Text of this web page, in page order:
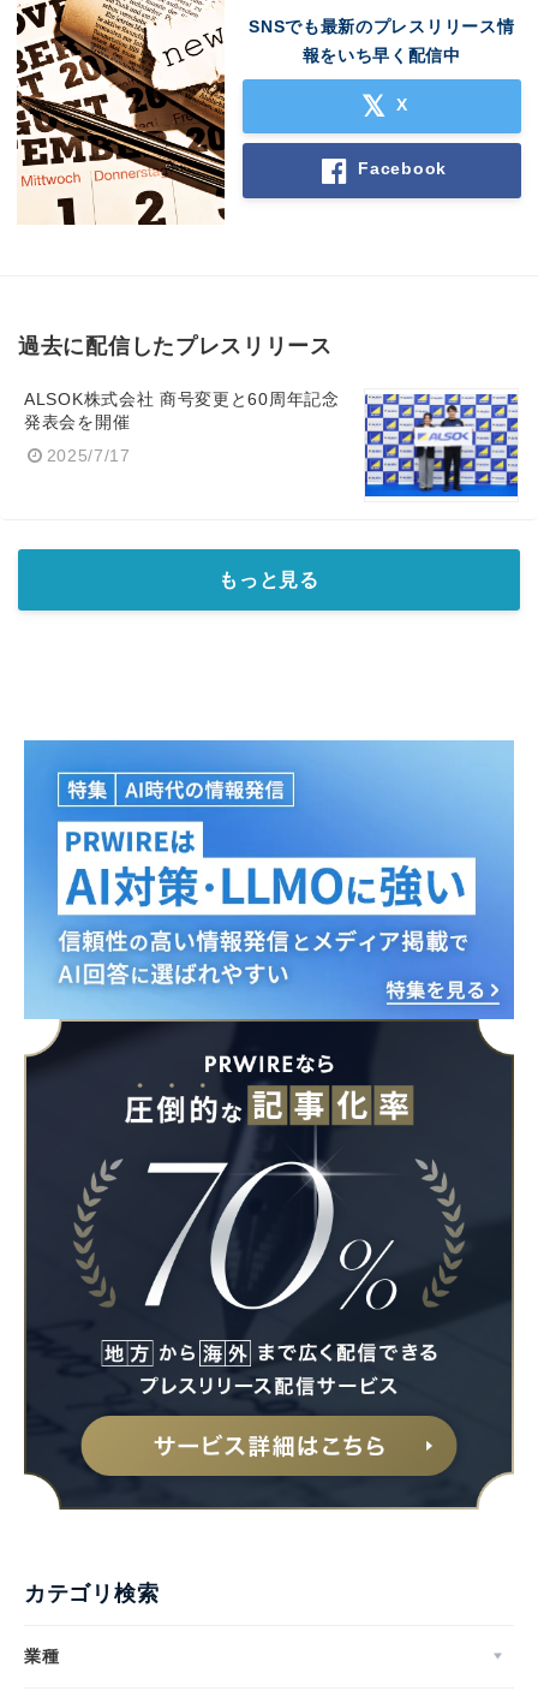
SNSでも最新のプレスリリース情
報をいち早く配信中
X
Facebook
過去に配信したプレスリリース
ALSOK株式会社 商号変更と60周年記念
発表会を開催
2025/7/17
もっと見る
カテゴリ検索
業種